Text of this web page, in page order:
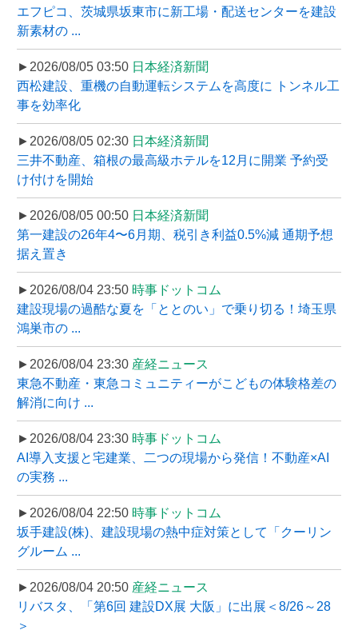
エフピコ、茨城県坂東市に新工場・配送センターを建設
新素材の ...
►2026/08/05 03:50 日本経済新聞
西松建設、重機の自動運転システムを高度に トンネル工
事を効率化
►2026/08/05 02:30 日本経済新聞
三井不動産、箱根の最高級ホテルを12月に開業 予約受
け付けを開始
►2026/08/05 00:50 日本経済新聞
第一建設の26年4〜6月期、税引き利益0.5%減 通期予想
据え置き
►2026/08/04 23:50 時事ドットコム
建設現場の過酷な夏を「ととのい」で乗り切る！埼玉県
鴻巣市の ...
►2026/08/04 23:30 産経ニュース
東急不動産・東急コミュニティーがこどもの体験格差の
解消に向け ...
►2026/08/04 23:30 時事ドットコム
AI導入支援と宅建業、二つの現場から発信！不動産×AI
の実務 ...
►2026/08/04 22:50 時事ドットコム
坂手建設(株)、建設現場の熱中症対策として「クーリン
グルーム ...
►2026/08/04 20:50 産経ニュース
リバスタ、「第6回 建設DX展 大阪」に出展＜8/26～28
＞